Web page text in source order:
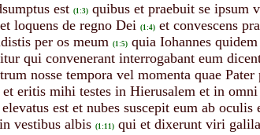
est (1:3) quibus et praebuit se ipsum
loquens de regno Dei (1:4) et convescens
per os meum (1:5) quia Iohannes
qui convenerant interrogabant eum
nosse tempora vel momenta quae Pater
eritis mihi testes in Hierusalem et in
est et nubes suscepit eum ab oculis
vestibus albis (1:11) qui et dixerunt viri